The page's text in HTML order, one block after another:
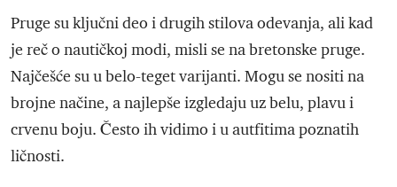
Pruge su ključni deo i drugih stilova odevanja, ali kad
je reč o nautičkoj modi, misli se na bretonske pruge.
Najčešće su u belo-teget varijanti. Mogu se nositi na
brojne načine, a najlepše izgledaju uz belu, plavu i
crvenu boju. Često ih vidimo i u autfitima poznatih
ličnosti.